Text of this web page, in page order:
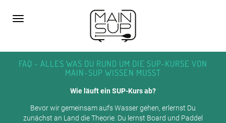
Toggle
KURS BUCHEN
FAQ - ALLES WAS DU RUND UM DIE SUP-KURSE VON
MAIN-SUP WISSEN MUSST
Wie läuft ein SUP-Kurs ab?
Bevor wir gemeinsam aufs Wasser gehen, erlernst Du
zunächst an Land die Theorie. Du lernst Board und Paddel